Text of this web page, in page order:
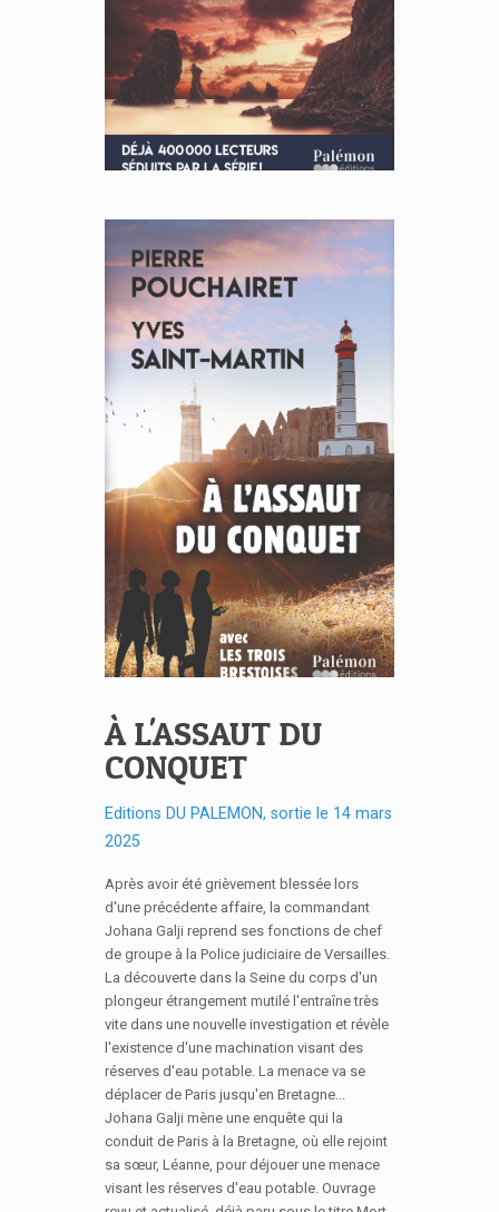
À L'ASSAUT DU
CONQUET
Editions DU PALEMON, sortie le 14 mars
2025
Après avoir été grièvement blessée lors
d'une précédente affaire, la commandant
Johana Galji reprend ses fonctions de chef
de groupe à la Police judiciaire de Versailles.
La découverte dans la Seine du corps d'un
plongeur étrangement mutilé l'entraîne très
vite dans une nouvelle investigation et révèle
l'existence d'une machination visant des
réserves d'eau potable. La menace va se
déplacer de Paris jusqu'en Bretagne...
Johana Galji mène une enquête qui la
conduit de Paris à la Bretagne, où elle rejoint
sa sœur, Léanne, pour déjouer une menace
visant les réserves d'eau potable. Ouvrage